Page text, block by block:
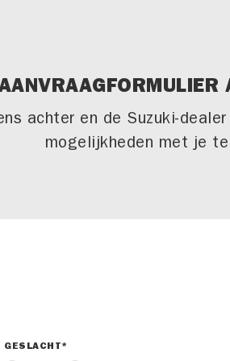
achter en de Suzuki-
mogelijkheden met je